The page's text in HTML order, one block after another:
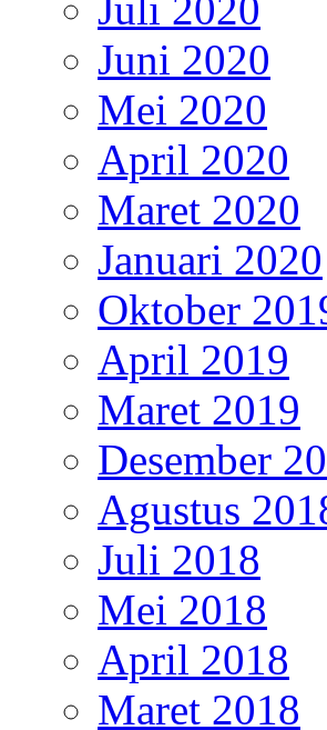
Juni 2020
Mei 2020
April 2020
Maret 2020
Januari 2020
Oktober
April 2019
Maret 2019
Desember
Agustus
Juli 2018
Mei 2018
April 2018
Maret 2018